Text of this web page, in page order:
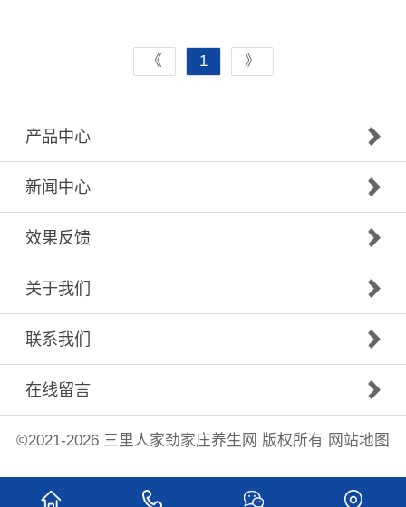
《 1 》
产品中心
新闻中心
效果反馈
关于我们
联系我们
在线留言
©2021-2026 三里人家劲家庄养生网 版权所有 网站地图